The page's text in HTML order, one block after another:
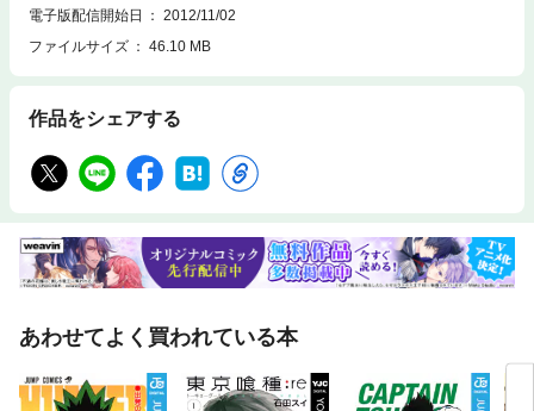
電子版配信開始日
2012/11/02
ファイルサイズ
46.10 MB
作品をシェアする
あわせてよく買われている本